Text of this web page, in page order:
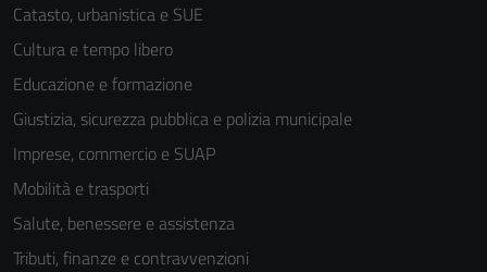
Catasto, urbanistica e SUE
Cultura e tempo libero
Educazione e formazione
Giustizia, sicurezza pubblica e polizia municipale
Imprese, commercio e SUAP
Mobilità e trasporti
Salute, benessere e assistenza
Tributi, finanze e contravvenzioni